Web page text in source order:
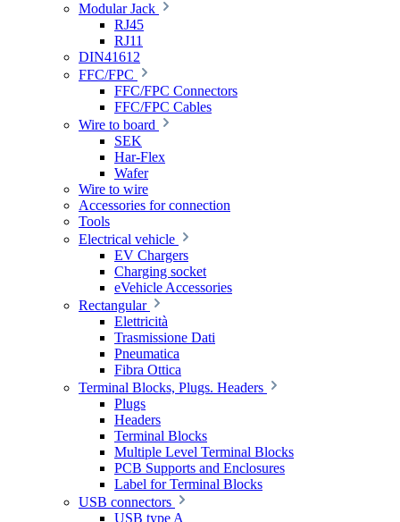
Modular Jack
RJ45
RJ11
DIN41612
FFC/FPC
FFC/FPC Connectors
FFC/FPC Cables
Wire to board
SEK
Har-Flex
Wafer
Wire to wire
Accessories for connection
Tools
Electrical vehicle
EV Chargers
Charging socket
eVehicle Accessories
Rectangular
Elettricità
Trasmissione Dati
Pneumatica
Fibra Ottica
Terminal Blocks, Plugs. Headers
Plugs
Headers
Terminal Blocks
Multiple Level Terminal Blocks
PCB Supports and Enclosures
Label for Terminal Blocks
USB connectors
USB type A